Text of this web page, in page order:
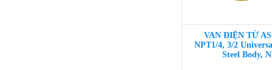
VAN ĐIỆN TỪ
NPT1/4, 3/2
Steel Body,